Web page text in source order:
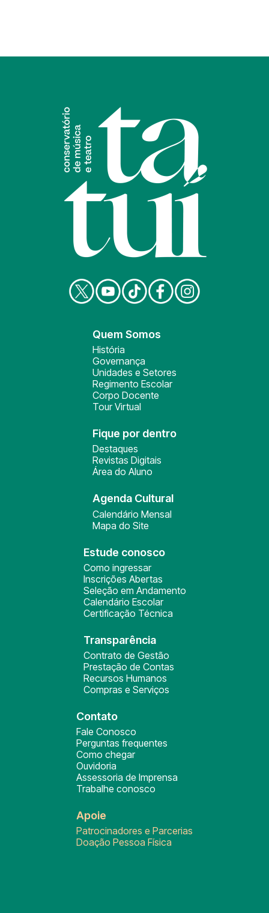
Quem Somos
História
Governança
Unidades e Setores
Regimento Escolar
Corpo Docente
Tour Virtual
Fique por dentro
Destaques
Revistas Digitais
Área do Aluno
Agenda Cultural
Calendário Mensal
Mapa do Site
Estude conosco
Como ingressar
Inscrições Abertas
Seleção em Andamento
Calendário Escolar
Certificação Técnica
Transparência
Contrato de Gestão
Prestação de Contas
Recursos Humanos
Compras e Serviços
Contato
Fale Conosco
Perguntas frequentes
Como chegar
Ouvidoria
Assessoria de Imprensa
Trabalhe conosco
Apoie
Patrocinadores e Parcerias
Doação Pessoa Física